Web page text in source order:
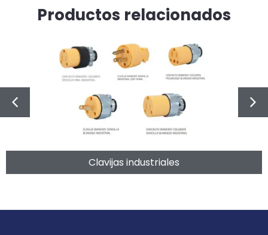
Productos relacionados
Clavijas industriales